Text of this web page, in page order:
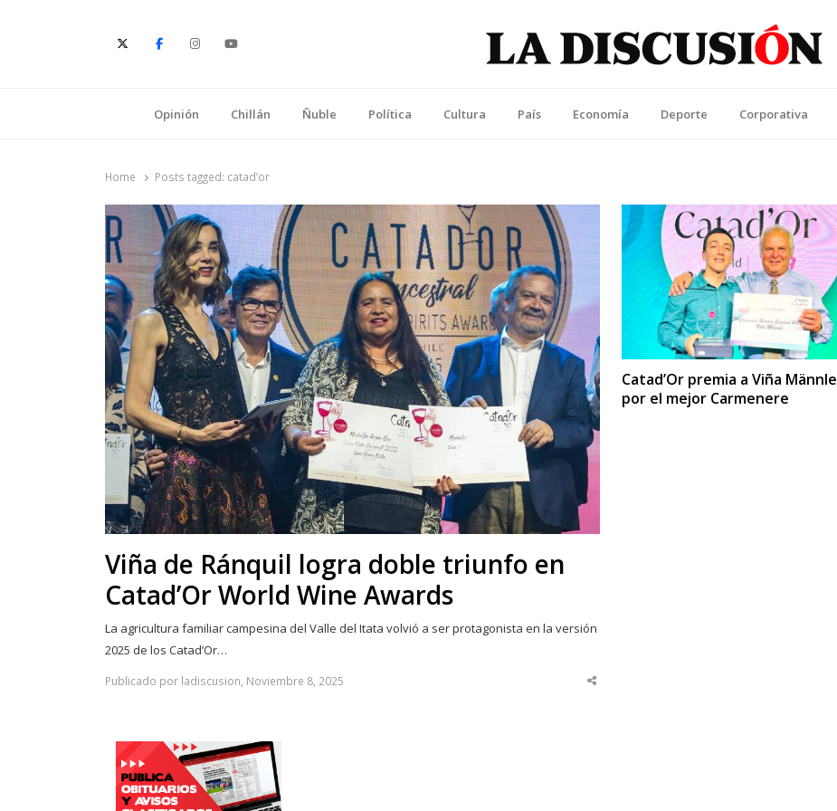
Opinión Chillán Ñuble Política Cultura País Economía Deporte Corporativa
Home Posts tagged: catad’or
Viña de Ránquil logra doble triunfo en
Catad’Or World Wine Awards
La agricultura familiar campesina del Valle del Itata volvió a ser protagonista en la versión
2025 de los Catad’Or…
Publicado por ladiscusion, Noviembre 8, 2025
Share
Catad’Or premia a Viña Männle
por el mejor Carmenere